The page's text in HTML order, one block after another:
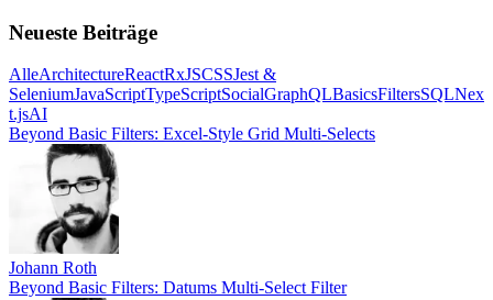
Neueste Beiträge
AlleArchitectureReactRxJSCSSJest &
SeleniumJavaScriptTypeScriptSocialGraphQLBasicsFiltersSQLNex
t.jsAI
Beyond Basic Filters: Excel-Style Grid Multi-Selects
Johann Roth
Beyond Basic Filters: Datums Multi-Select Filter